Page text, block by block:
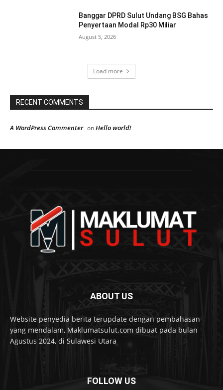
Banggar DPRD Sulut Undang BSG Bahas
Penyertaan Modal Rp30 Miliar
August 5, 2026
Load more
RECENT COMMENTS
A WordPress Commenter onHello world!
ABOUT US
Website penyedia berita terupdate dengan pembahasan
yang mendalam, Maklumatsulut.com dibuat pada bulan
Agustus 2024, di Sulawesi Utara
FOLLOW US